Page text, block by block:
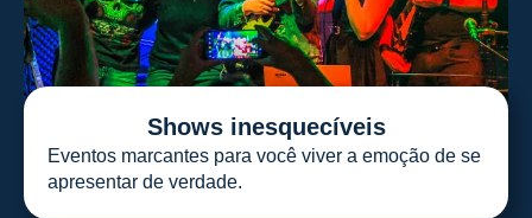
Shows inesquecíveis
Eventos marcantes para você viver a emoção de se
apresentar de verdade.